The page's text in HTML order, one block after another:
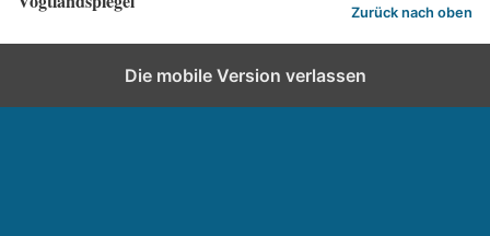
Zurück nach oben
Die mobile Version verlassen